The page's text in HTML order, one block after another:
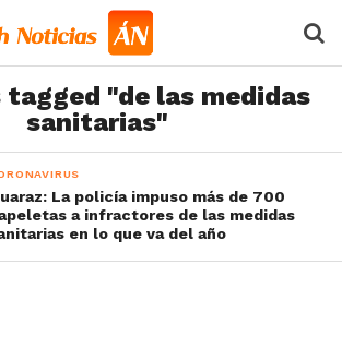
"de las medidas
sanitarias"
La policía impuso más de 700
a infractores de las medidas
en lo que va del año